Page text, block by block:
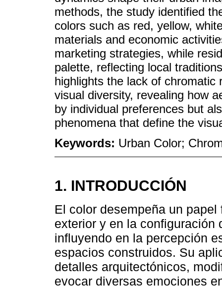
methods, the study identified
colors such as red, yellow,
materials and economic
marketing strategies, while
palette, reflecting local
highlights the lack of
visual diversity, revealing how
by individual preferences but
phenomena that define the
Keywords: Urban Color;
1. INTRODUCCIÓN
El color desempeña un
exterior y en la configuración
influyendo en la percepción
espacios construidos. Su
detalles arquitectónicos,
evocar diversas emociones